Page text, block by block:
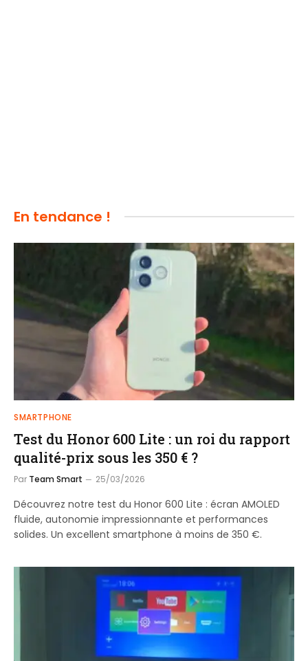
En tendance !
SMARTPHONE
Test du Honor 600 Lite : un roi du rapport
qualité-prix sous les 350 € ?
Par Team Smart 25/03/2026
Découvrez notre test du Honor 600 Lite : écran AMOLED
fluide, autonomie impressionnante et performances
solides. Un excellent smartphone à moins de 350 €.